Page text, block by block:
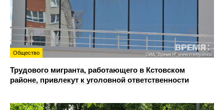
Общество
Трудового мигранта, работающего в Кстовском
районе, привлекут к уголовной ответственности